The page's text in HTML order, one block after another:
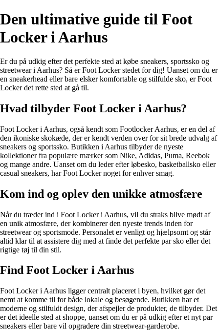
Den ultimative guide til Foot
Locker i Aarhus
Er du på udkig efter det perfekte sted at købe sneakers, sportssko og
streetwear i Aarhus? Så er Foot Locker stedet for dig! Uanset om du er
en sneakerhead eller bare elsker komfortable og stilfulde sko, er Foot
Locker det rette sted at gå til.
Hvad tilbyder Foot Locker i Aarhus?
Foot Locker i Aarhus, også kendt som Footlocker Aarhus, er en del af
den ikoniske skokæde, der er kendt verden over for sit brede udvalg af
sneakers og sportssko. Butikken i Aarhus tilbyder de nyeste
kollektioner fra populære mærker som Nike, Adidas, Puma, Reebok
og mange andre. Uanset om du leder efter løbesko, basketballsko eller
casual sneakers, har Foot Locker noget for enhver smag.
Kom ind og oplev den unikke atmosfære
Når du træder ind i Foot Locker i Aarhus, vil du straks blive mødt af
en unik atmosfære, der kombinerer den nyeste trends inden for
streetwear og sportsmode. Personalet er venligt og hjælpsomt og står
altid klar til at assistere dig med at finde det perfekte par sko eller det
rigtige tøj til din stil.
Find Foot Locker i Aarhus
Foot Locker i Aarhus ligger centralt placeret i byen, hvilket gør det
nemt at komme til for både lokale og besøgende. Butikken har et
moderne og stilfuldt design, der afspejler de produkter, de tilbyder. Det
er det ideelle sted at shoppe, uanset om du er på udkig efter et nyt par
sneakers eller bare vil opgradere din streetwear-garderobe.